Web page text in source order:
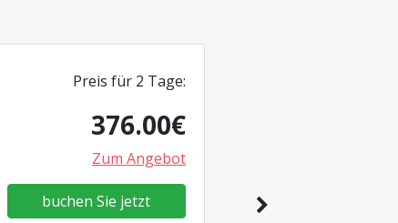
Preis für 2 Tage:
376.00€
Zum Angebot
buchen Sie jetzt